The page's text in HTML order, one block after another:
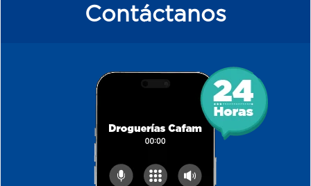
Contáctanos